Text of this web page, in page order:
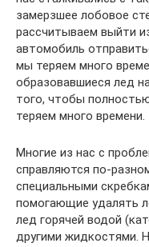
замерзшее лобовое
рассчитываем выйти
автомобиль
мы теряем много
образовавшиеся лед
того, чтобы
теряем много времени.
Многие из нас с
справляются по-
специальными
помогающие удалять
лед горячей водой
другими жидкостями.